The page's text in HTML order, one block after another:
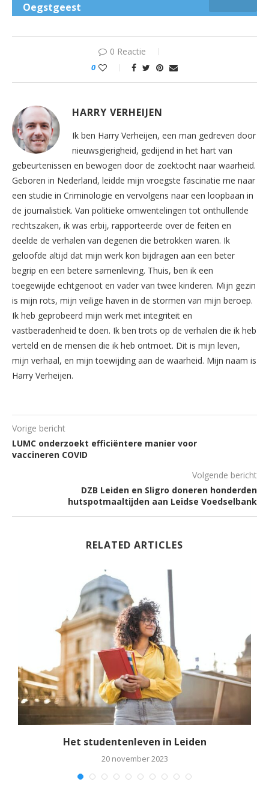
Oegstgeest
0 Reactie
0
HARRY VERHEIJEN
Ik ben Harry Verheijen, een man gedreven door
nieuwsgierigheid, gedijend in het hart van
gebeurtenissen en bewogen door de zoektocht naar waarheid.
Geboren in Nederland, leidde mijn vroegste fascinatie me naar
een studie in Criminologie en vervolgens naar een loopbaan in
de journalistiek. Van politieke omwentelingen tot onthullende
rechtszaken, ik was erbij, rapporteerde over de feiten en
deelde de verhalen van degenen die betrokken waren. Ik
geloofde altijd dat mijn werk kon bijdragen aan een beter
begrip en een betere samenleving. Thuis, ben ik een
toegewijde echtgenoot en vader van twee kinderen. Mijn gezin
is mijn rots, mijn veilige haven in de stormen van mijn beroep.
Ik heb geprobeerd mijn werk met integriteit en
vastberadenheid te doen. Ik ben trots op de verhalen die ik heb
verteld en de mensen die ik heb ontmoet. Dit is mijn leven,
mijn verhaal, en mijn toewijding aan de waarheid. Mijn naam is
Harry Verheijen.
Vorige bericht
LUMC onderzoekt efficiëntere manier voor
vaccineren COVID
Volgende bericht
DZB Leiden en Sligro doneren honderden
hutspotmaaltijden aan Leidse Voedselbank
RELATED ARTICLES
Het studentenleven in Leiden
20 november 2023